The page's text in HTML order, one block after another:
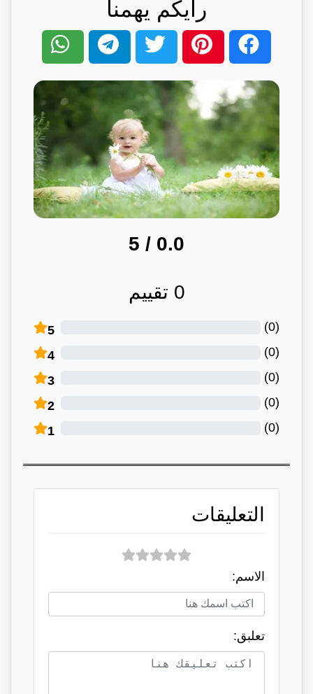
رأيكم يهمنا
0.0
/ 5
0 تقييم
5 (
0
)
4 (
0
)
3 (
0
)
2 (
0
)
1 (
0
)
التعليقات
الاسم:
تعلبق: